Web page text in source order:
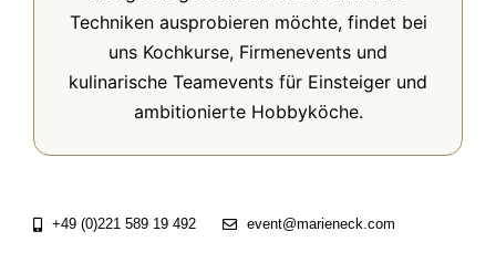
Techniken ausprobieren möchte, findet bei
uns Kochkurse, Firmenevents und
kulinarische Teamevents für Einsteiger und
ambitionierte Hobbyköche.
+49 (0)221 589 19 492 event@marieneck.com